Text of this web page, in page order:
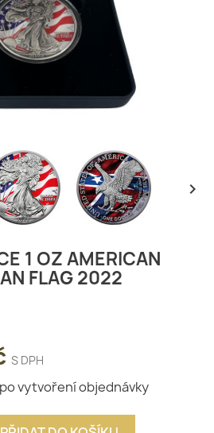

1 OZ AMERICAN
FLAG 2022
S DPH
vytvoření objednávky